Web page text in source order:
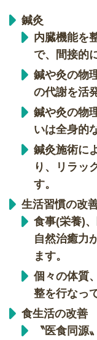
鍼灸
内臓機能を
で、間接的
鍼や灸の物
の代謝を活
鍼や灸の物
いは全身的
鍼灸施術に
り、リラッ
す。
生活習慣の改
食事(栄養)
自然治癒力
ます。
個々の体質
整を行なっ
食生活の改善
〝医食同源